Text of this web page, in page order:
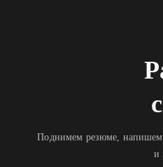
Поднимем резюме, напишем
и